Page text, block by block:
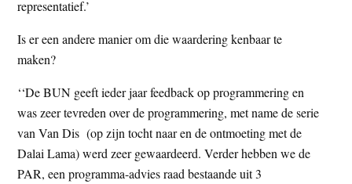
representatief.’
Is er een andere manier om die waardering kenbaar te
maken?
‘‘De BUN geeft ieder jaar feedback op programmering en
was zeer tevreden over de programmering, met name de serie
van Van Dis (op zijn tocht naar en de ontmoeting met de
Dalai Lama) werd zeer gewaardeerd. Verder hebben we de
PAR, een programma-advies raad bestaande uit 3